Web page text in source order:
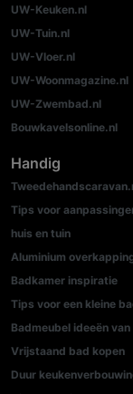
UW-Keuken.nl
UW-Tuin.nl
UW-Vloer.nl
UW-Woonmagazine.nl
UW-Zwembad.nl
Bouwkavelsonline.nl
Handig
Tips voor
huis en tuin
Aluminium
Badkamer inspiratie
Tips voor een kleine
Badmeubel ideeën
Vrijstaand bad kopen
Duur